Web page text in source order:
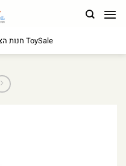
לתוכן
ToySale חנות הצעצועים הזולה במדינה